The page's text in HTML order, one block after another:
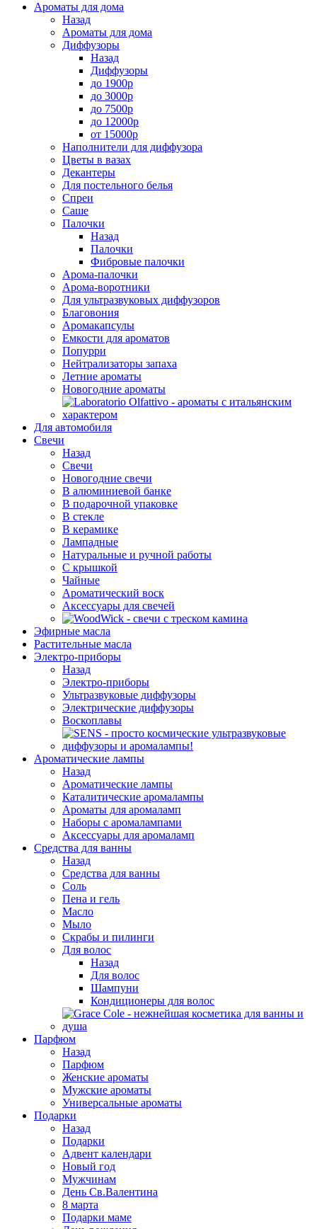
Ароматы для дома
Назад
Ароматы для дома
Диффузоры
Назад
Диффузоры
до 1900р
до 3000р
до 7500р
до 12000р
от 15000р
Наполнители для диффузора
Цветы в вазах
Декантеры
Для постельного белья
Спреи
Саше
Палочки
Назад
Палочки
Фибровые палочки
Арома-палочки
Арома-воротники
Для ультразвуковых диффузоров
Благовония
Аромакапсулы
Емкости для ароматов
Попурри
Нейтрализаторы запаха
Летние ароматы
Новогодние ароматы
Для автомобиля
Свечи
Назад
Свечи
Новогодние свечи
В алюминиевой банке
В подарочной упаковке
В стекле
В керамике
Лампадные
Натуральные и ручной работы
С крышкой
Чайные
Ароматический воск
Аксессуары для свечей
Эфирные масла
Растительные масла
Электро-приборы
Назад
Электро-приборы
Ультразвуковые диффузоры
Электрические диффузоры
Воскоплавы
Ароматические лампы
Назад
Ароматические лампы
Каталитические аромалампы
Ароматы для аромаламп
Наборы с аромалампами
Аксессуары для аромаламп
Средства для ванны
Назад
Средства для ванны
Соль
Пена и гель
Масло
Мыло
Скрабы и пилинги
Для волос
Назад
Для волос
Шампуни
Кондиционеры для волос
Парфюм
Назад
Парфюм
Женские ароматы
Мужские ароматы
Универсальные ароматы
Подарки
Назад
Подарки
Адвент календари
Новый год
Мужчинам
День Св.Валентина
8 марта
Подарки маме